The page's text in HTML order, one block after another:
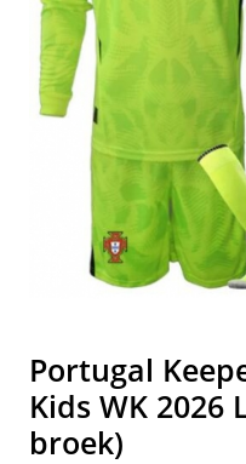
Portugal
Kids WK 2026
broek)